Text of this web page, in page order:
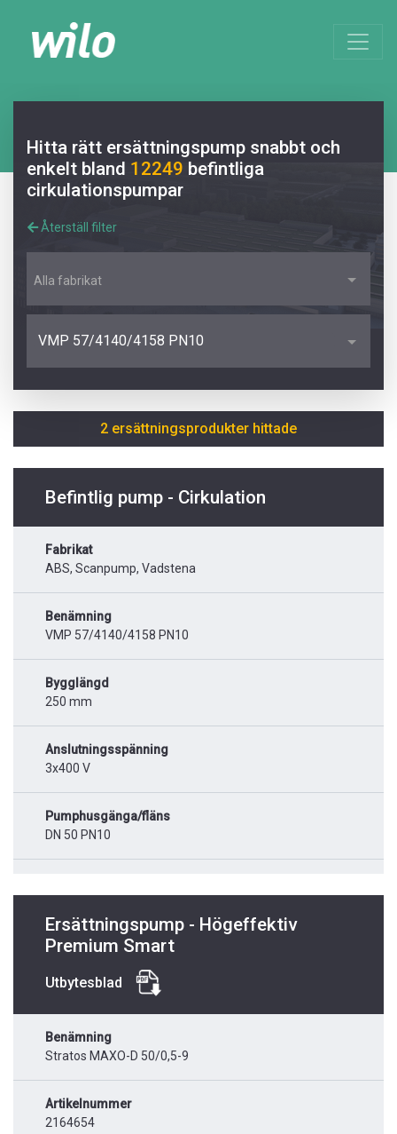
Hitta rätt ersättningspump snabbt och
enkelt bland 12249 befintliga
cirkulationspumpar
Återställ filter
Alla fabrikat
VMP 57/4140/4158 PN10
2 ersättningsprodukter hittade
Befintlig pump - Cirkulation
Fabrikat
ABS, Scanpump, Vadstena
Benämning
VMP 57/4140/4158 PN10
Bygglängd
250 mm
Anslutningsspänning
3x400 V
Pumphusgänga/fläns
DN 50 PN10
Ersättningspump - Högeffektiv
Premium Smart
Utbytesblad
Benämning
Stratos MAXO-D 50/0,5-9
Artikelnummer
2164654